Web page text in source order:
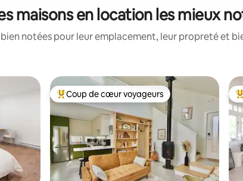
maisons en location les mieux
notées pour leur emplacement, leur propreté et
Coups de cœur voyageurs les plus appréciés
Coup de cœur voyageurs